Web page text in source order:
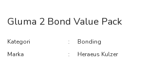
Gluma 2 Bond Value Pack
Kategori
Bonding
Marka
Heraeus Kulzer